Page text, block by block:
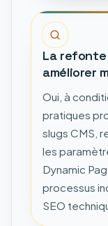
La
améliorer
Oui, à
pratiques
slugs CMS,
les
Dynamic
processus
SEO